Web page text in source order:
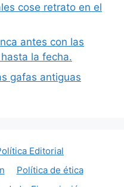
cose retrato en el
antes con las
la fecha.
gafas antiguas
Editorial
Política de ética